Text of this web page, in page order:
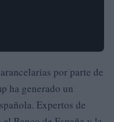
por parte de
ha generado un
Expertos de